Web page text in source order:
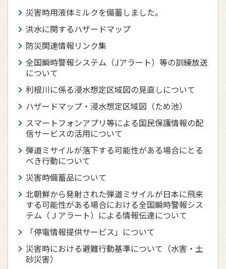
災害時用液体ミルクを備蓄しました。
洪水に関するハザードマップ
防災関連情報リンク集
全国瞬時警報システム（Jアラート）等の訓練放送
について
利根川に係る浸水想定区域図の見直しについて
ハザードマップ・浸水想定区域図（ため池）
スマートフォンアプリ等による国民保護情報の配
信サービスの活用について
弾道ミサイルが落下する可能性がある場合にとる
べき行動について
災害時備蓄品について
北朝鮮から発射された弾道ミサイルが日本に飛来
する可能性がある場合における全国瞬時警報シス
テム（Ｊアラート）による情報伝達について
「停電情報提供サービス」について
災害時における避難行動基準について（水害・土
砂災害）